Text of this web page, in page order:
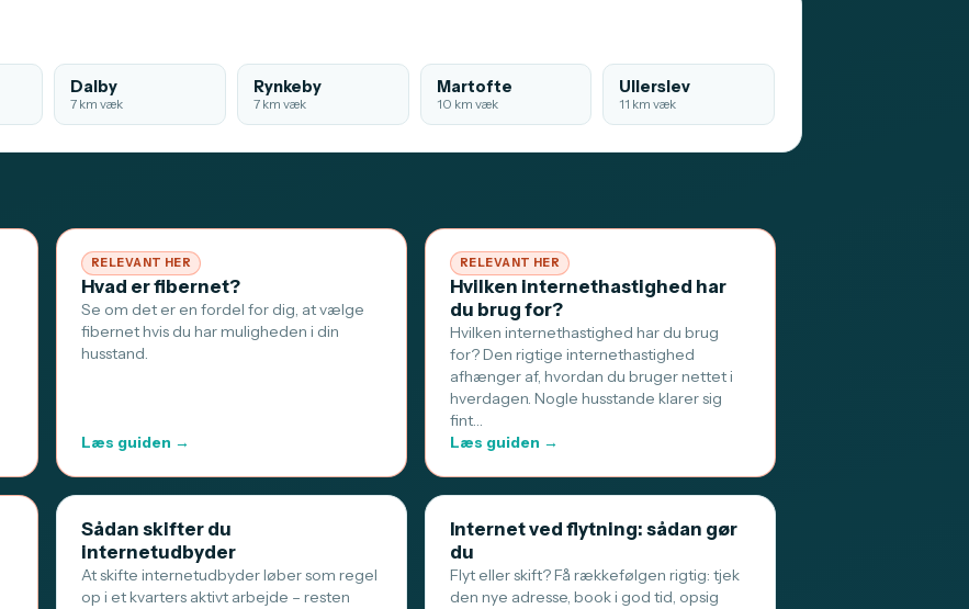
Dalby
7 km væk
Rynkeby
7 km væk
Martofte
10 km væk
Ullerslev
11 km væk
RELEVANT HER
Hvad er fibernet?
Se om det er en fordel for dig, at vælge
fibernet hvis du har muligheden i din
husstand.
Læs guiden →
RELEVANT HER
Hvilken internethastighed har
du brug for?
Hvilken internethastighed har du brug
for? Den rigtige internethastighed
afhænger af, hvordan du bruger nettet i
hverdagen. Nogle husstande klarer sig
fint…
Læs guiden →
Sådan skifter du
internetudbyder
At skifte internetudbyder løber som regel
op i et kvarters aktivt arbejde – resten
Internet ved flytning: sådan gør
du
Flyt eller skift? Få rækkefølgen rigtig: tjek
den nye adresse, book i god tid, opsig